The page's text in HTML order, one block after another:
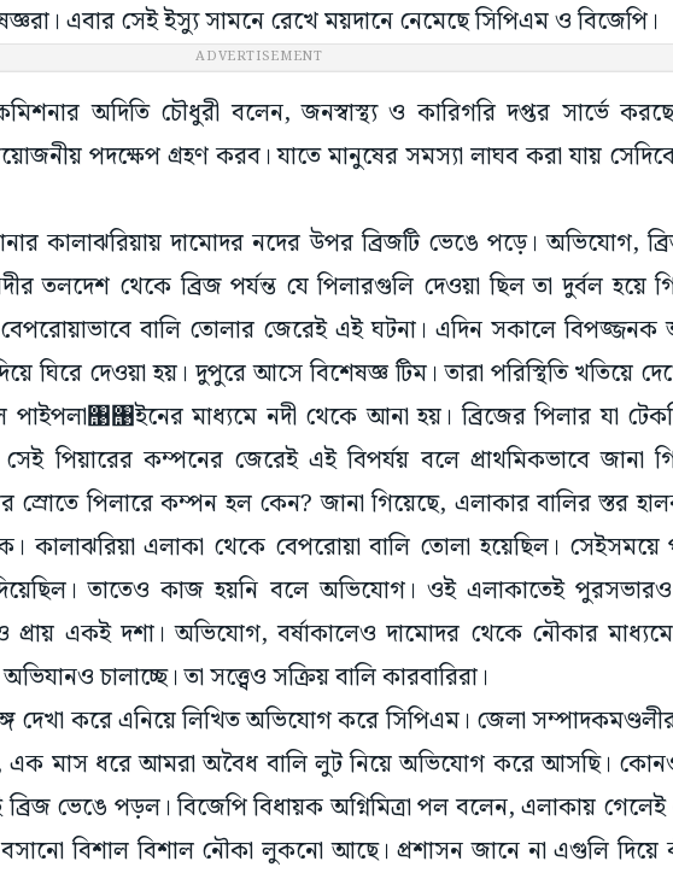
এবার সেই ইস্যু সামনে রেখে ময়দানে নেমেছে সিপিএম ও বিজেপি।
ADVERTISEMENT
অদিতি চৌধুরী বলেন, জনস্বাস্থ্য ও কারিগরি দপ্তর সার্ভে
পদক্ষেপ গ্রহণ করব। যাতে মানুষের সমস্যা লাঘব করা যায়
কালাঝরিয়ায় দামোদর নদের উপর ব্রিজটি ভেঙে পড়ে। অভিযোগ,
তলদেশ থেকে ব্রিজ পর্যন্ত যে পিলারগুলি দেওয়া ছিল তা দুর্বল হয়ে
বালি তোলার জেরেই এই ঘটনা। এদিন সকালে বিপজ্জনক
ঘিরে দেওয়া হয়। দুপুরে আসে বিশেষজ্ঞ টিম। তারা পরিস্থিতি খতিয়ে
মাধ্যমে নদী থেকে আনা হয়। ব্রিজের পিলার যা
পিয়ারের কম্পনের জেরেই এই বিপর্যয় বলে প্রাথমিকভাবে জানা
স্রোতে পিলারে কম্পন হল কেন? জানা গিয়েছে, এলাকার বালির স্তর
কালাঝরিয়া এলাকা থেকে বেপরোয়া বালি তোলা হয়েছিল।
তাতেও কাজ হয়নি বলে অভিযোগ। ওই এলাকাতেই
প্রায় একই দশা। অভিযোগ, বর্ষাকালেও দামোদর থেকে নৌকার
চালাচ্ছে। তা সত্ত্বেও সক্রিয় বালি কারবারিরা।
দেখা করে এনিয়ে লিখিত অভিযোগ করে সিপিএম। জেলা
এক মাস ধরে আমরা অবৈধ বালি লুট নিয়ে অভিযোগ করে আসছি।
ভেঙে পড়ল। বিজেপি বিধায়ক অগ্নিমিত্রা পল বলেন, এলাকায়
বিশাল বিশাল নৌকা লুকনো আছে। প্রশাসন জানে না এগুলি দিয়ে